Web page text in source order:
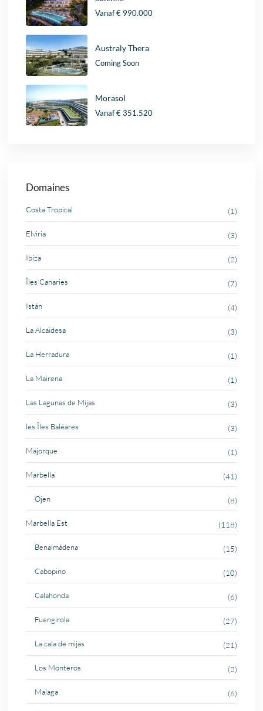
Vanaf€ 990.000
Australy Thera
Coming Soon
Morasol
Vanaf€ 351.520
Domaines
Costa Tropical (1)
Elviria (3)
Ibiza (2)
Îles Canaries (7)
Istán (4)
La Alcaidesa (3)
La Herradura (1)
La Mairena (1)
Las Lagunas de Mijas (3)
les Îles Baléares (3)
Majorque (1)
Marbella (41)
Ojen (8)
Marbella Est (118)
Benalmádena (15)
Cabopino (10)
Calahonda (6)
Fuengirola (27)
La cala de mijas (21)
Los Monteros (2)
Malaga (6)